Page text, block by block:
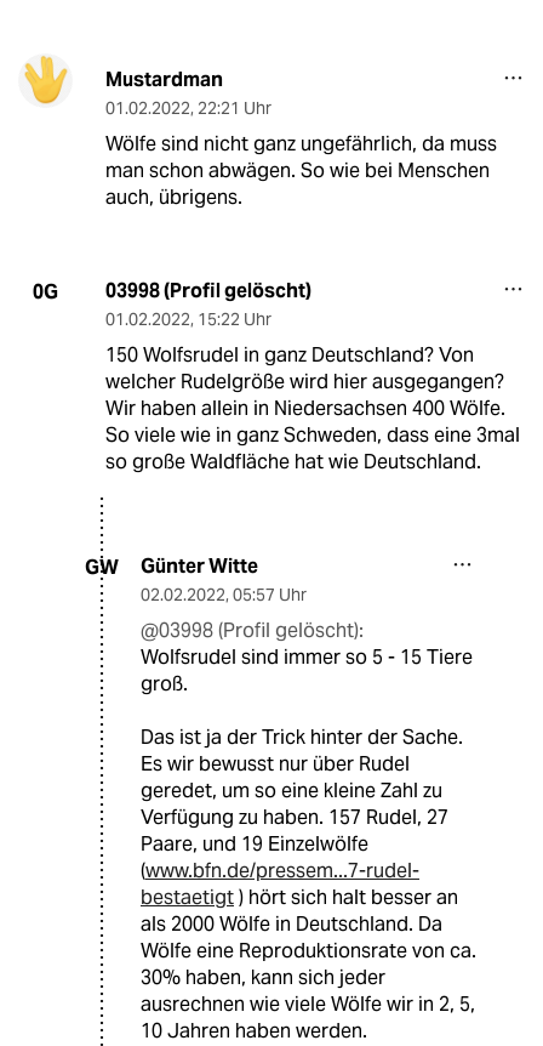
Mustardman
01.02.2022, 22:21 Uhr
Wölfe sind nicht ganz ungefährlich, da muss
man schon abwägen. So wie bei Menschen
auch, übrigens.
0G 03998 (Profil gelöscht)
01.02.2022, 15:22 Uhr
150 Wolfsrudel in ganz Deutschland? Von
welcher Rudelgröße wird hier ausgegangen?
Wir haben allein in Niedersachsen 400 Wölfe.
So viele wie in ganz Schweden, dass eine 3mal
so große Waldfläche hat wie Deutschland.
GW Günter Witte
02.02.2022, 05:57 Uhr
@03998 (Profil gelöscht):
Wolfsrudel sind immer so 5 - 15 Tiere
groß.
Das ist ja der Trick hinter der Sache.
Es wir bewusst nur über Rudel
geredet, um so eine kleine Zahl zu
Verfügung zu haben. 157 Rudel, 27
Paare, und 19 Einzelwölfe
(www.bfn.de/pressem...7-rudel-
bestaetigt) hört sich halt besser an
als 2000 Wölfe in Deutschland. Da
Wölfe eine Reproduktionsrate von ca.
30% haben, kann sich jeder
ausrechnen wie viele Wölfe wir in 2, 5,
10 Jahren haben werden.